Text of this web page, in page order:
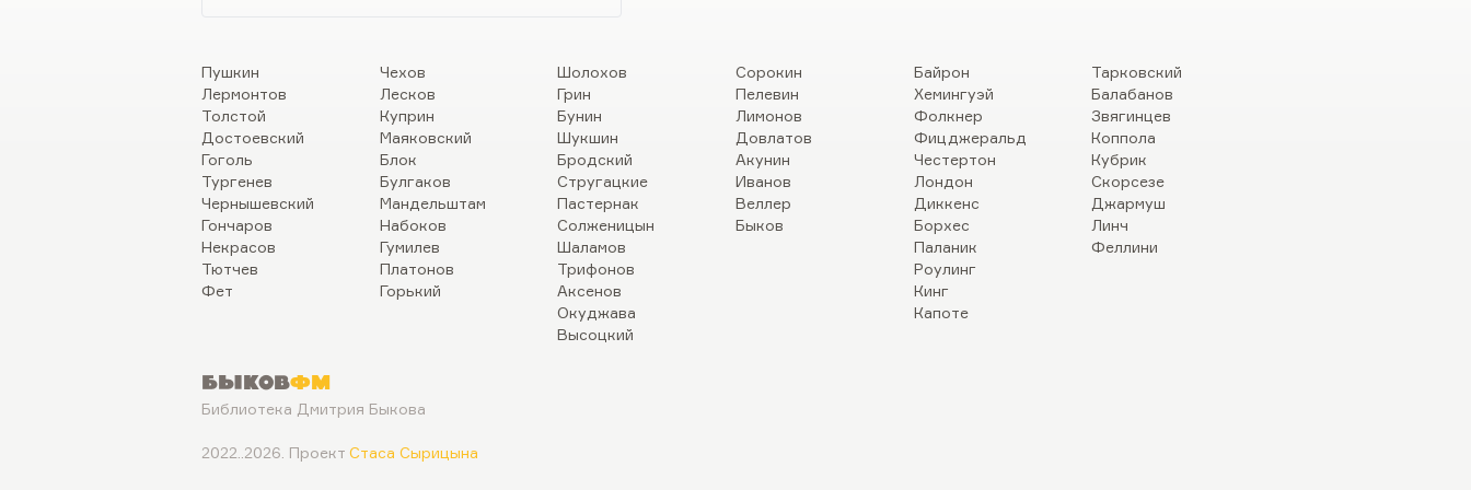
Пушкин
Лермонтов
Толстой
Достоевский
Гоголь
Тургенев
Чернышевский
Гончаров
Некрасов
Тютчев
Фет
Чехов
Лесков
Куприн
Маяковский
Блок
Булгаков
Мандельштам
Набоков
Гумилев
Платонов
Горький
Шолохов
Грин
Бунин
Шукшин
Бродский
Стругацкие
Пастернак
Солженицын
Шаламов
Трифонов
Аксенов
Окуджава
Высоцкий
Сорокин
Пелевин
Лимонов
Довлатов
Акунин
Иванов
Веллер
Быков
Байрон
Хемингуэй
Фолкнер
Фицджеральд
Честертон
Лондон
Диккенс
Борхес
Паланик
Роулинг
Кинг
Капоте
Тарковский
Балабанов
Звягинцев
Коппола
Кубрик
Скорсезе
Джармуш
Линч
Феллини
БыковФМ
Библиотека Дмитрия Быкова
2022..2026. Проект Стаса Сырицына